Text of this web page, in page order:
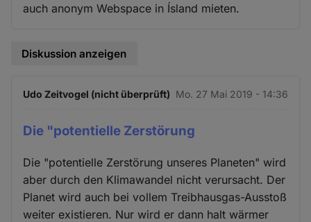
auch anonym Webspace in Ísland mieten.
Diskussion anzeigen
Udo Zeitvogel (nicht überprüft) Mo. 27 Mai 2019 - 14:36
Die "potentielle Zerstörung
Die "potentielle Zerstörung unseres Planeten" wird
aber durch den Klimawandel nicht verursacht. Der
Planet wird auch bei vollem Treibhausgas-Ausstoß
weiter existieren. Nur wird er dann halt wärmer